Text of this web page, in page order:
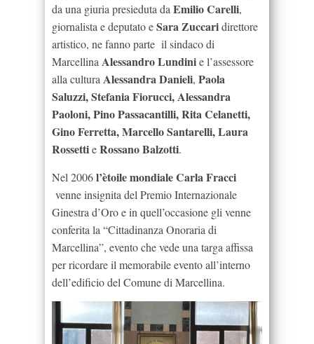
da una giuria presieduta da Emilio Carelli,
giornalista e deputato eSara Zuccaridirettore
artistico, ne fanno parte il sindaco di
Marcellina Alessandro Lundinie l’assessore
alla cultura Alessandra Danieli, Paola
Saluzzi, Stefania Fiorucci, Alessandra
Paoloni, Pino Passacantilli, Rita Celanetti,
Gino Ferretta, Marcello Santarelli, Laura
RossettieRossano Balzotti.
Nel 2006l’ètoile mondiale Carla Fracci
venne insignita del Premio Internazionale
Ginestra d’Oro e in quell’occasione gli venne
conferita la “Cittadinanza Onoraria di
Marcellina”, evento che vede una targa affissa
per ricordare il memorabile evento all’interno
dell’edificio del Comune di Marcellina.